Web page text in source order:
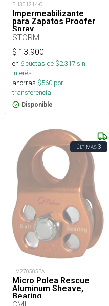
BH301214-C
Impermeabilizante
para Zapatos Proofer
Spray
STORM
$ 13.900
en 6cuotas de $2.317sin
interés
ahorras $560 por
transferencia.
Disponible
ÚLTIMAS3
LM270505BA
Micro Polea Rescue
Aluminum Sheave,
Bearing